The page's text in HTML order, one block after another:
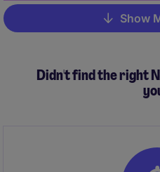
Pagination
Show
Didn't find the right